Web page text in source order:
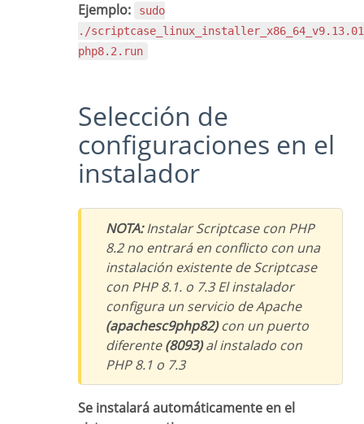
Ejemplo:
sudo
./
php8.2.run
Selección de
configuraciones en el
instalador
NOTA:Instalar Scriptcase con PHP
8.2 no entrará en conflicto con una
instalación existente de Scriptcase
con PHP 8.1. o 7.3 El instalador
configura un servicio de Apache
(apachesc9php82)con un puerto
diferente(8093)al instalado con
PHP 8.1 o 7.3
Se instalará automáticamente en el